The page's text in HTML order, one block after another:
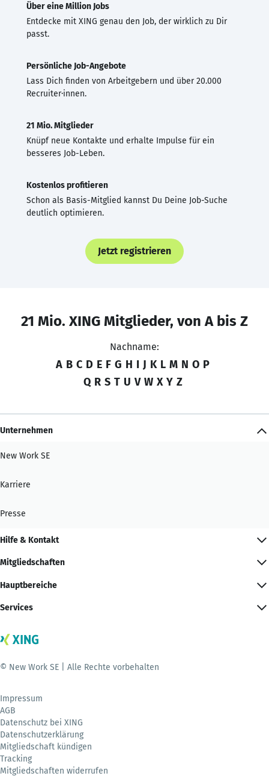
Über eine Million Jobs
Entdecke mit XING genau den Job, der wirklich zu Dir
passt.
Persönliche Job-Angebote
Lass Dich finden von Arbeitgebern und über 20.000
Recruiter·innen.
21 Mio. Mitglieder
Knüpf neue Kontakte und erhalte Impulse für ein
besseres Job-Leben.
Kostenlos profitieren
Schon als Basis-Mitglied kannst Du Deine Job-Suche
deutlich optimieren.
Jetzt registrieren
21 Mio. XING Mitglieder, von A bis Z
Nachname:
A B C D E F G H I J K L M N O P
Q R S T U V W X Y Z
Unternehmen
New Work SE
Karriere
Presse
Hilfe & Kontakt
Mitgliedschaften
Hauptbereiche
Services
© New Work SE | Alle Rechte vorbehalten
Impressum
AGB
Datenschutz bei XING
Datenschutzerklärung
Mitgliedschaft kündigen
Tracking
Mitgliedschaften widerrufen